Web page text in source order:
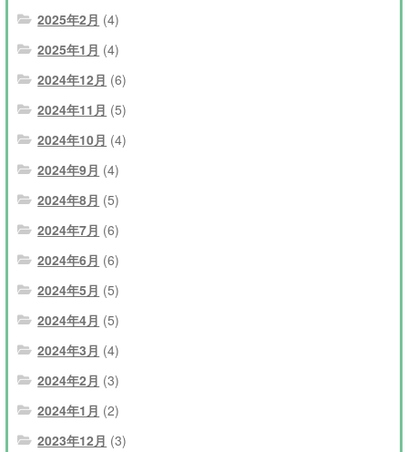
2025年2月 (4)
2025年1月 (4)
2024年12月 (6)
2024年11月 (5)
2024年10月 (4)
2024年9月 (4)
2024年8月 (5)
2024年7月 (6)
2024年6月 (6)
2024年5月 (5)
2024年4月 (5)
2024年3月 (4)
2024年2月 (3)
2024年1月 (2)
2023年12月 (3)